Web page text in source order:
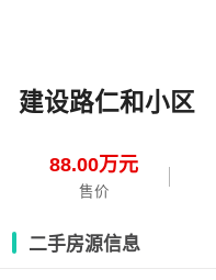
建设路仁和小区
88.00万元
售价
二手房源信息